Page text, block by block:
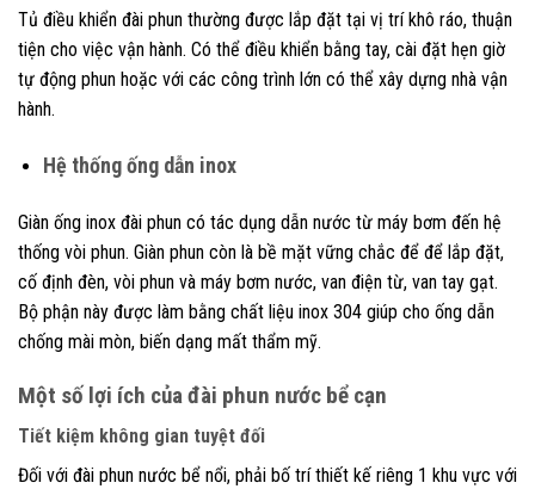
Tủ điều khiển đài phun thường được lắp đặt tại vị trí khô ráo, thuận
tiện cho việc vận hành. Có thể điều khiển bằng tay, cài đặt hẹn giờ
tự động phun hoặc với các công trình lớn có thể xây dựng nhà vận
hành.
Hệ thống ống dẫn inox
Giàn ống inox đài phun có tác dụng dẫn nước từ máy bơm đến hệ
thống vòi phun. Giàn phun còn là bề mặt vững chắc để để lắp đặt,
cố định đèn, vòi phun và máy bơm nước, van điện từ, van tay gạt.
Bộ phận này được làm bằng chất liệu inox 304 giúp cho ống dẫn
chống mài mòn, biến dạng mất thẩm mỹ.
Một số lợi ích của đài phun nước bể cạn
Tiết kiệm không gian tuyệt đối
Đối với đài phun nước bể nổi, phải bố trí thiết kế riêng 1 khu vực với